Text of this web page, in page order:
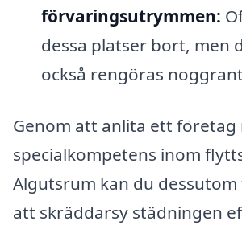
förvaringsutrymmen:
dessa platser bort, men
också rengöras
Genom att anlita ett företag
specialkompetens inom
Algutsrum kan du dessutom
att skräddarsy städningen